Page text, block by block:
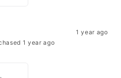
1 year ago
1 year ago